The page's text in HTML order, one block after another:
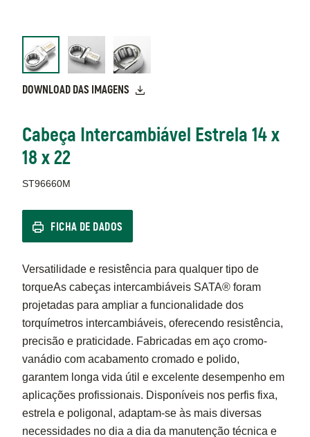
DOWNLOAD DAS IMAGENS
Cabeça Intercambiável Estrela 14 x
18 x 22
ST96660M
FICHA DE DADOS
Versatilidade e resistência para qualquer tipo de
torqueAs cabeças intercambiáveis SATA® foram
projetadas para ampliar a funcionalidade dos
torquímetros intercambiáveis, oferecendo resistência,
precisão e praticidade. Fabricadas em aço cromo-
vanádio com acabamento cromado e polido,
garantem longa vida útil e excelente desempenho em
aplicações profissionais. Disponíveis nos perfis fixa,
estrela e poligonal, adaptam-se às mais diversas
necessidades no dia a dia da manutenção técnica e